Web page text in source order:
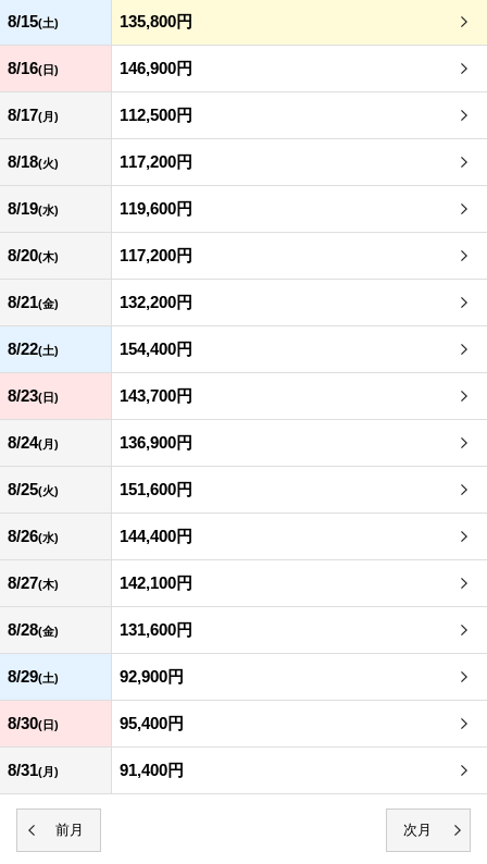
8/15(土) 135,800円
8/16(日) 146,900円
8/17(月) 112,500円
8/18(火) 117,200円
8/19(水) 119,600円
8/20(木) 117,200円
8/21(金) 132,200円
8/22(土) 154,400円
8/23(日) 143,700円
8/24(月) 136,900円
8/25(火) 151,600円
8/26(水) 144,400円
8/27(木) 142,100円
8/28(金) 131,600円
8/29(土) 92,900円
8/30(日) 95,400円
8/31(月) 91,400円